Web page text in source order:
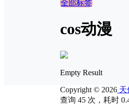
全部标签
cos动漫
Empty Result
Copyright © 2026 天
查询 45 次，耗时